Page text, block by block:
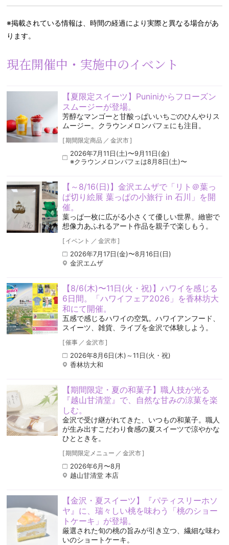
※掲載されている情報は、時間の経過により実際と異なる場合があ
ります。
現在開催中・実施中のイベント
【夏限定スイーツ】Puniniからフローズン
スムージーが登場。
芳醇なマンゴーと甘酸っぱいいちごのひんやりス
ムージー。クラウンメロンパフェにも注目。
[期間限定商品 ／ 金沢市]
2026年7月11日(土)〜9月11日(金)
※クラウンメロンパフェは8月8日(土)〜
【～8/16(日)】金沢エムザで「リト＠葉っ
ぱ切り絵展 葉っぱの小旅行 in 石川」を開
催。
葉っぱ一枚に広がる小さくて優しい世界。緻密で
想像力あふれるアート作品を親子で楽しもう。
[ イベント ／ 金沢市]
2026年7月17日(金)〜8月16日(日)
金沢エムザ
【8/6(木)〜11日(火・祝)】ハワイを感じる
6日間。「ハワイフェア2026」を香林坊大
和にて開催。
五感で感じるハワイの空気️。ハワイアンフード、
スイーツ、雑貨、ライブを金沢で体験しよう。
[催事 ／ 金沢市]
2026年8月6日(木)～11日(火・祝)
香林坊大和
【期間限定・夏の和菓子】職人技が光る
『越山甘清堂』で、自然な甘みの涼菓を楽
しむ。
金沢で受け継がれてきた、いつもの和菓子。職人
が生み出すこだわり食感の夏スイーツで涼やかな
ひとときを。
[期間限定メニュー ／ 金沢市]
2026年6月〜8月
越山甘清堂 本店
【金沢・夏スイーツ】『パティスリーホソ
ヤ』に、瑞々しい桃を味わう「桃のショー
トケーキ」が登場。
厳選された旬の桃の旨みが引き立つ、繊細な味わ
いのショートケーキ。